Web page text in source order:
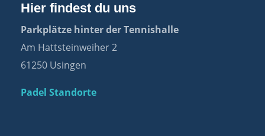
Hier findest du uns
Parkplätze hinter der Tennishalle
Am Hattsteinweiher 2
61250 Usingen
Padel Standorte